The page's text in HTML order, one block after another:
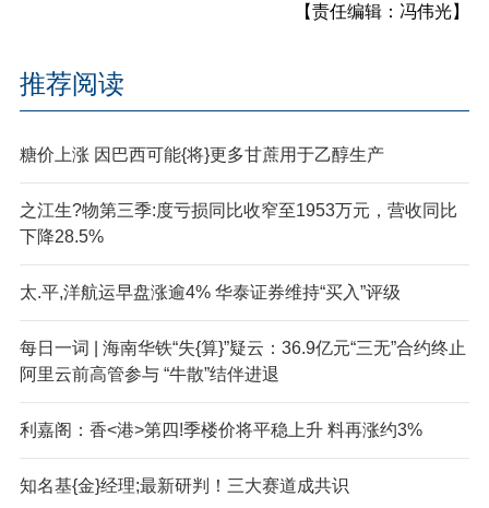
【责任编辑：冯伟光】
推荐阅读
糖价上涨 因巴西可能{将}更多甘蔗用于乙醇生产
之江生?物第三季:度亏损同比收窄至1953万元，营收同比
下降28.5%
太.平,洋航运早盘涨逾4% 华泰证券维持“买入”评级
每日一词 | 海南华铁“失{算}”疑云：36.9亿元“三无”合约终止
阿里云前高管参与 “牛散”结伴进退
利嘉阁：香<港>第四!季楼价将平稳上升 料再涨约3%
知名基{金}经理;最新研判！三大赛道成共识